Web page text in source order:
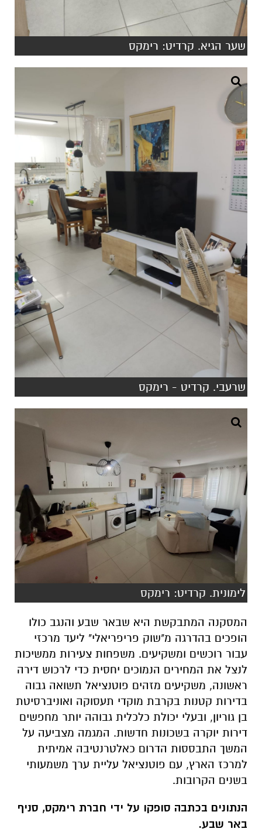
שער הגיא. קרדיט: רימקס
שרעבי. קרדיט - רימקס
לימונית. קרדיט: רימקס
המסקנה המתבקשת היא שבאר שבע והנגב כולו
הופכים בהדרגה מ"שוק פריפריאלי" ליעד מרכזי
עבור רוכשים ומשקיעים. משפחות צעירות ממשיכות
לנצל את המחירים הנמוכים יחסית כדי לרכוש דירה
ראשונה, משקיעים מזהים פוטנציאל תשואה גבוה
בדירות קטנות בקרבת מוקדי תעסוקה ואוניברסיטת
בן גוריון, ובעלי יכולת כלכלית גבוהה יותר מחפשים
דירות יוקרה בשכונות חדשות. המגמה מצביעה על
המשך התבססות הדרום כאלטרנטיבה אמיתית
למרכז הארץ, עם פוטנציאל עליית ערך משמעותי
בשנים הקרובות.
הנתונים בכתבה סופקו על ידי חברת רימקס, סניף
באר שבע.